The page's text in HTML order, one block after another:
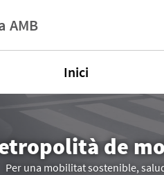
AMB
Inici
de
Per una mobilitat sostenible,